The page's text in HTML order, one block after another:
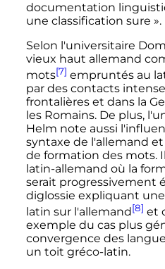
documentation
une classification sure ».
Selon l'universitaire
vieux haut allemand
mots[7] empruntés au
par des contacts
frontalières et dans la
les Romains. De plus,
Helm note aussi
syntaxe de l'allemand
de formation des mots.
latin-allemand où la
serait progressivement
diglossie expliquant
latin sur l'allemand[8] et
exemple du cas plus
convergence des
un toit gréco-latin.